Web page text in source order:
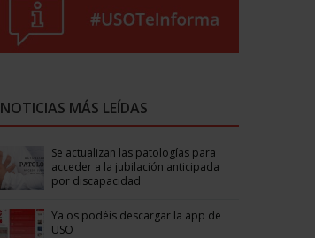
NOTICIAS MÁS LEÍDAS
Se actualizan las patologías para
acceder a la jubilación anticipada
por discapacidad
Ya os podéis descargar la app de
USO